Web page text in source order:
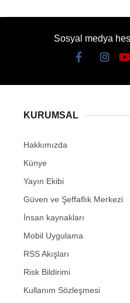
Sosyal medya
KURUMSAL
Hakkımızda
Künye
Yayın Ekibi
Güven ve Şeffaflık Merkezi
İnsan kaynakları
Mobil Uygulama
RSS Akışları
Risk Bildirimi
Kullanım Sözleşmesi